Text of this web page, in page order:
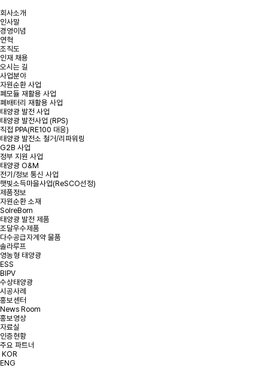
회사소개
인사말
경영이념
연혁
조직도
인재 채용
오시는 길
사업분야
자원순환 사업
폐모듈 재활용 사업
폐배터리 재활용 사업
태양광 발전 사업
태양광 발전사업 (RPS)
직접 PPA(RE100 대응)
태양광 발전소 철거/리파워링
G2B 사업
정부 지원 사업
태양광 O&M
전기/정보 통신 사업
햇빛소득마을사업(ReSCO선정)
제품정보
자원순환 소재
SolreBorn
태양광 발전 제품
조달우수제품
다수공급자계약 물품
솔라루프
영농형 태양광
ESS
BIPV
수상태양광
시공사례
홍보센터
News Room
홍보영상
자료실
인증현황
주요 파트너
KOR
ENG
*
*
*용량
*연락처
*지역 또는 주소
문의내용
첨부파일